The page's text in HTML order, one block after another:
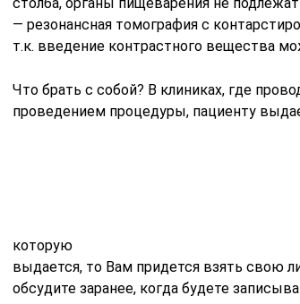
— резонансная томография с
т.к. введение контрастного вещества
Что брать с собой? В клиниках, где
проведением процедуры, пациенту
которую
выдается, то Вам придется взять свою
обсудите заранее, когда будете